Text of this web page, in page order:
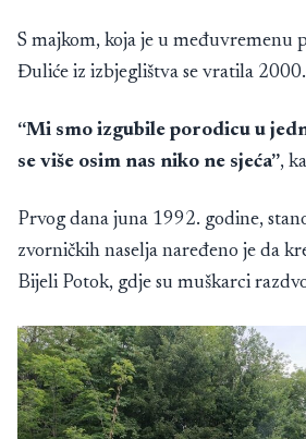
S majkom, koja je u međuvremenu
Đuliće iz izbjeglištva se vratila
“Mi smo izgubile porodicu u
se više osim nas niko ne sjeća”,
Prvog dana juna 1992. godine,
zvorničkih naselja naređeno je da
Bijeli Potok, gdje su muškarci